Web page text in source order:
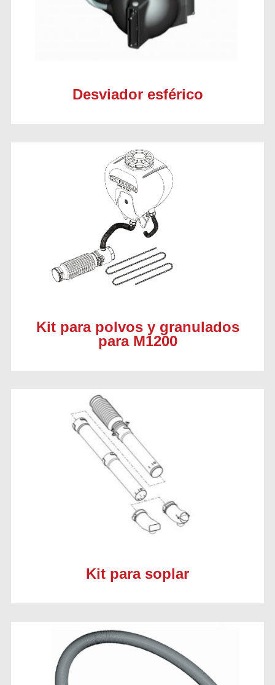
Desviador esférico
Kit para polvos y granulados
para M1200
Kit para soplar